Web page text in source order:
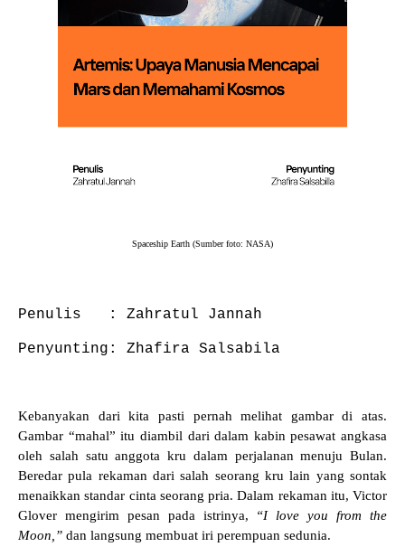
Spaceship Earth (Sumber foto: NASA)
Penulis : Zahratul Jannah
Penyunting: Zhafira Salsabila
Kebanyakan dari kita pasti pernah melihat gambar di atas.
Gambar “mahal” itu diambil dari dalam kabin pesawat angkasa
oleh salah satu anggota kru dalam perjalanan menuju Bulan.
Beredar pula rekaman dari salah seorang kru lain yang sontak
menaikkan standar cinta seorang pria. Dalam rekaman itu, Victor
Glover mengirim pesan pada istrinya, “I love you from the
Moon,” dan langsung membuat iri perempuan sedunia.